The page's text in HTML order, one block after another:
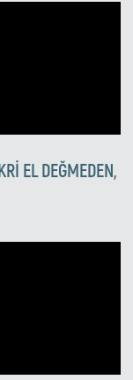
EL DEĞMEDEN,